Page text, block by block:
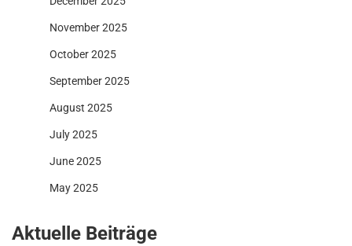
November 2025
October 2025
September 2025
August 2025
July 2025
June 2025
May 2025
Aktuelle Beiträge